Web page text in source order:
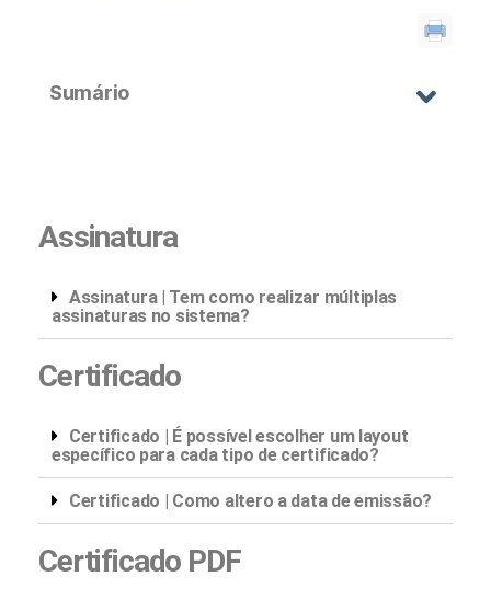
Sumário
Assinatura
Assinatura | Tem como realizar múltiplas
assinaturas no sistema?
Certificado
Certificado | É possível escolher um layout
específico para cada tipo de certificado?
Certificado | Como altero a data de emissão?
Certificado PDF